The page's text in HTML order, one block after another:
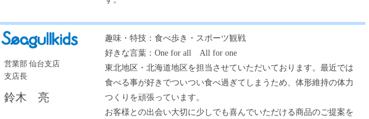
営業部 仙台支店
支店長
鈴木 亮
趣味・特技：食べ歩き・スポーツ観戦
好きな言葉：One for all All for one
東北地区・北海道地区を担当させていただいております。最近では
食べる事が好きでついつい食べ過ぎてしまうため、体形維持の体力
つくりを頑張っています。
お客様との出会い大切に少しでも喜んでいただける商品のご提案を